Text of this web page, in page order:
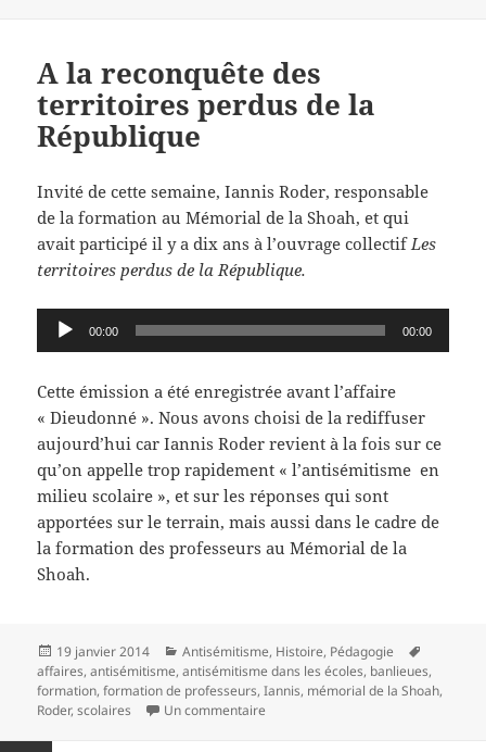
A la reconquête des
territoires perdus de la
République
Invité de cette semaine, Iannis Roder, responsable
de la formation au Mémorial de la Shoah, et qui
avait participé il y a dix ans à l’ouvrage collectif Les
territoires perdus de la République.
Lecteur 00:00 00:00
Cette émission a été enregistrée avant l’affaire
« Dieudonné ». Nous avons choisi de la rediffuser
aujourd’hui car Iannis Roder revient à la fois sur ce
qu’on appelle trop rapidement « l’antisémitisme en
milieu scolaire », et sur les réponses qui sont
apportées sur le terrain, mais aussi dans le cadre de
la formation des professeurs au Mémorial de la
Shoah.
Publié
le
19 janvier 2014 Catégories
Antisémitisme, Histoire, Pédagogie
clés
affaires,antisémitisme,antisémitisme dans les écoles, banlieues,
formation,formation de professeurs,Iannis, mémorial de la Shoah,
Roder,scolaires Un commentaire